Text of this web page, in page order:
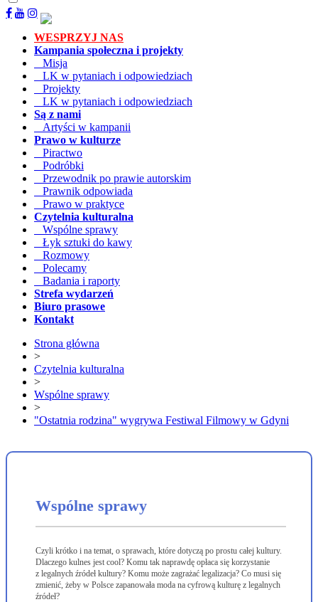
WESPRZYJ NAS
Kampania społeczna i projekty
Misja
LK w pytaniach i odpowiedziach
Projekty
LK w pytaniach i odpowiedziach
Są z nami
Artyści w kampanii
Prawo w kulturze
Piractwo
Podróbki
Przewodnik po prawie autorskim
Prawnik odpowiada
Prawo w praktyce
Czytelnia kulturalna
Wspólne sprawy
Łyk sztuki do kawy
Rozmowy
Polecamy
Badania i raporty
Strefa wydarzeń
Biuro prasowe
Kontakt
Strona główna
>
Czytelnia kulturalna
>
Wspólne sprawy
>
"Ostatnia rodzina" wygrywa Festiwal Filmowy w Gdyni
Wspólne sprawy
Czyli krótko i na temat, o sprawach, które dotyczą po prostu całej kultury.
Dlaczego kulnes jest cool? Komu tak naprawdę opłaca się korzystanie
z legalnych źródeł kultury? Komu może zagrażać legalizacja? Co musi się
zmienić, żeby w Polsce zapanowała moda na cyfrową kulturę z legalnych
źródeł?